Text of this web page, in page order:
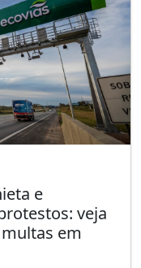
e
veja
em